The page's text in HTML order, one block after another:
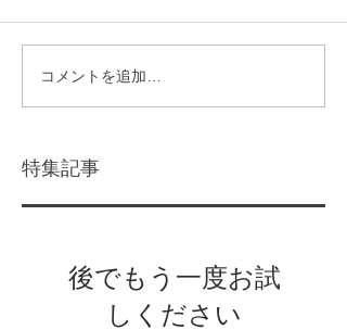
コメントを追加…
特集記事
後でもう一度お試
しください